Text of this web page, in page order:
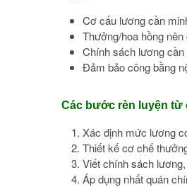
Cơ cấu lương cần
Thưởng/hoa hồng
Chính sách lương
Đảm bảo công bằng
Các bước rèn luyện từ
Xác định mức lương
Thiết kế cơ chế
Viết chính sách
Áp dụng nhất quán